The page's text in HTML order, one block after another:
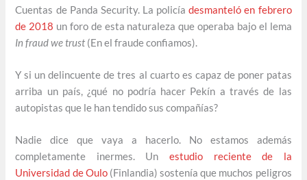
Cuentas de Panda Security. La policíadesmanteló en febrero
de 2018 un foro de esta naturaleza que operaba bajo el lema
In fraud we trust (En el fraude confiamos).
Y si un delincuente de tres al cuarto es capaz de poner patas
arriba un país, ¿qué no podría hacer Pekín a través de las
autopistas que le han tendido sus compañías?
Nadie dice que vaya a hacerlo. No estamos además
completamente inermes. Un estudio reciente de la
Universidad de Oulo(Finlandia) sostenía que muchos peligros